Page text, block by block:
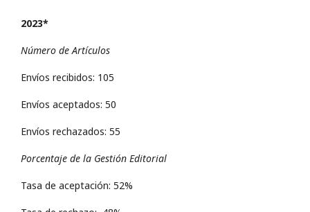
2023*
Número de Artículos
Envíos recibidos: 105
Envíos aceptados: 50
Envíos rechazados: 55
Porcentaje de la Gestión Editorial
Tasa de aceptación: 52%